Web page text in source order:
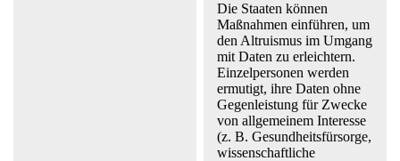
Die Staaten können
Maßnahmen einführen, um
den Altruismus im Umgang
mit Daten zu erleichtern.
Einzelpersonen werden
ermutigt, ihre Daten ohne
Gegenleistung für Zwecke
von allgemeinem Interesse
(z. B. Gesundheitsfürsorge,
wissenschaftliche